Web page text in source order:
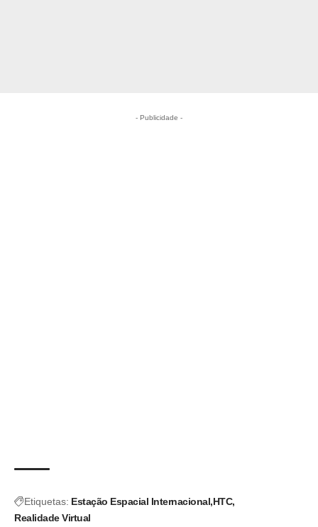
- Publicidade -
Etiquetas: Estação Espacial Internacional HTC
Realidade Virtual